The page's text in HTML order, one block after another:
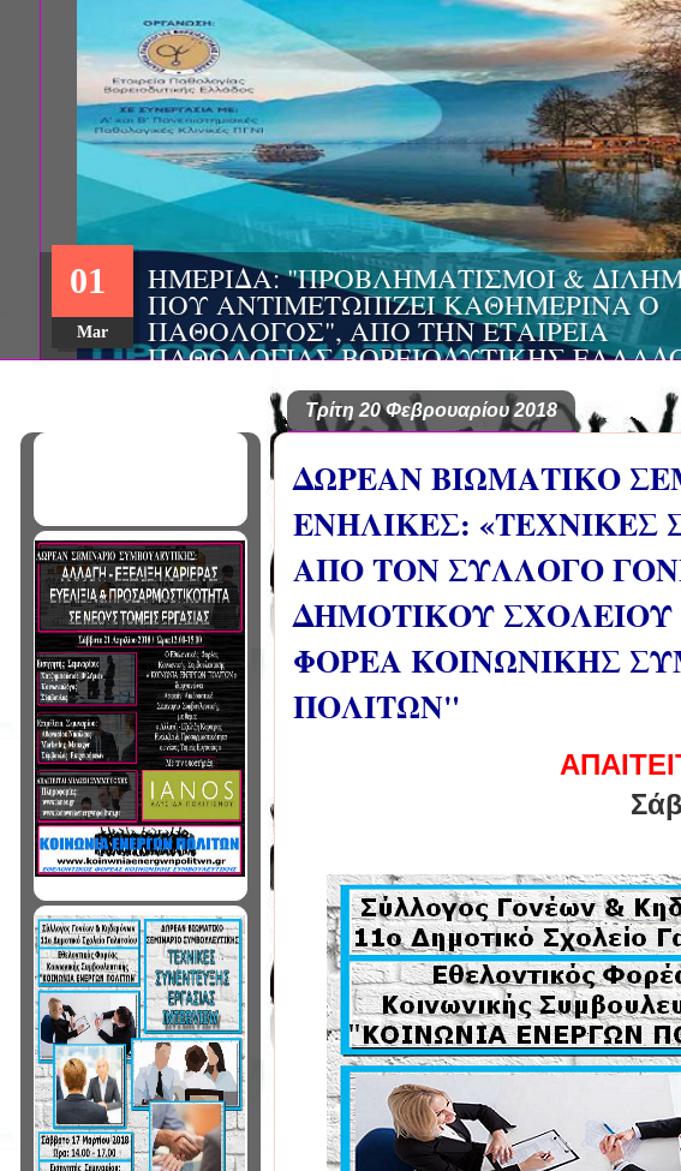
ΗΜΕΡΙΔΑ: "ΠΡΟΒΛΗΜΑΤΙΣΜΟΙ &
ΠΟΥ ΑΝΤΙΜΕΤΩΠΙΖΕΙ ΚΑΘΗΜΕΡΙΝΑ O
ΠΑΘΟΛΟΓΟΣ", ΑΠΟ ΤΗΝ ΕΤΑΙΡΕΙΑ
ΠΑΘΟΛΟΓΙΑΣ ΒΟΡΕΙΟΔΥΤΙΚΗΣ
ΤΙΣ Α' & Β' ΠΑΝΕΠΙΣΤΗΜΙΑΚΕΣ
ΚΛΙΝΙΚΕΣ ΠΓΝΙ
01
Mar
Τρίτη 20 Φεβρουαρίου 2018
ΔΩΡΕΑΝ ΒΙΩΜΑΤΙΚΟ
ΕΝΗΛΙΚΕΣ: «ΤΕΧΝΙΚΕΣ
ΑΠΟ ΤΟΝ ΣΥΛΛΟΓΟ
ΔΗΜΟΤΙΚΟΥ ΣΧΟΛΕΙΟΥ
ΦΟΡΕΑ ΚΟΙΝΩΝΙΚΗΣ
ΠΟΛΙΤΩΝ"